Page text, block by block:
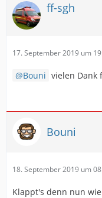
ff-sgh
17. September 2019 um
Bouni vielen Dank
Bouni
18. September 2019 um
Klappt's denn nun